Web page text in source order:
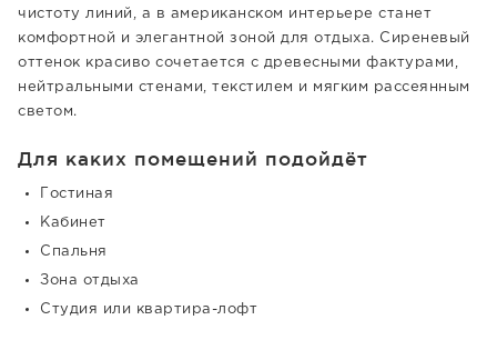
чистоту линий, а в американском интерьере станет
комфортной и элегантной зоной для отдыха. Сиреневый
оттенок красиво сочетается с древесными фактурами,
нейтральными стенами, текстилем и мягким рассеянным
светом.
Для каких помещений подойдёт
Гостиная
Кабинет
Спальня
Зона отдыха
Студия или квартира-лофт